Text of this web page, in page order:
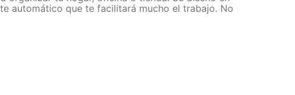
automático que te facilitará mucho el trabajo. No